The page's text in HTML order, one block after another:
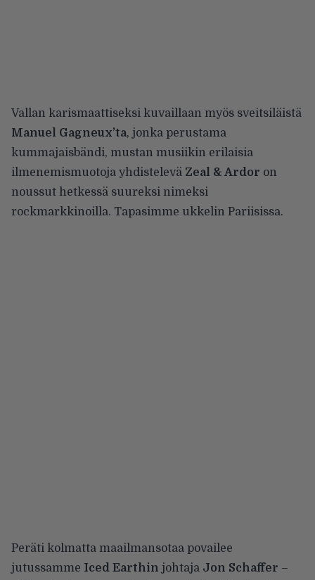
Vallan karismaattiseksi kuvaillaan myös sveitsiläistä
Manuel Gagneux’ta, jonka perustama
kummajaisbändi, mustan musiikin erilaisia
ilmenemismuotoja yhdistelevä Zeal & Ardor on
noussut hetkessä suureksi nimeksi
rockmarkkinoilla. Tapasimme ukkelin Pariisissa.
Peräti kolmatta maailmansotaa povailee
jutussamme Iced Earthin johtaja Jon Schaffer –